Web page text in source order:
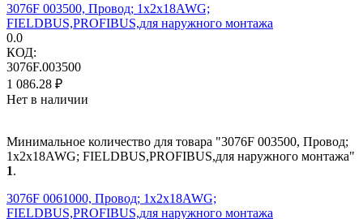
3076F 003500, Провод; 1x2x18AWG;
FIELDBUS,PROFIBUS,для наружного монтажа
0.0
КОД:
3076F.003500
1 086.28 ₽
Нет в наличии
Минимальное количество для товара "3076F 003500, Провод;
1x2x18AWG; FIELDBUS,PROFIBUS,для наружного монтажа"
1.
3076F 0061000, Провод; 1x2x18AWG;
FIELDBUS,PROFIBUS,для наружного монтажа